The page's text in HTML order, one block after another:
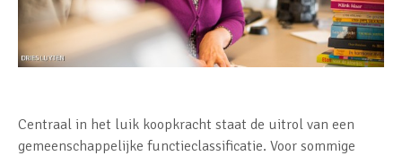
Centraal in het luik koopkracht staat de uitrol van een
gemeenschappelijke functieclassificatie. Voor sommige